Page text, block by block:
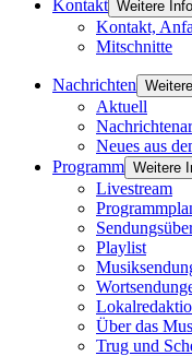
Kontakt Weitere
Kontakt,
Mitschnitte
Nachrichten
Aktuell
Neues aus
Programm Weitere
Livestream
Playlist
Über das
Trug und